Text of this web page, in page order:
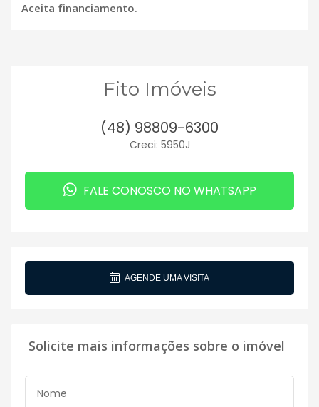
Aceita financiamento.
Fito Imóveis
(48) 98809-6300
Creci: 5950J
FALE CONOSCO NO WHATSAPP
AGENDE UMA VISITA
Solicite mais informações sobre o imóvel